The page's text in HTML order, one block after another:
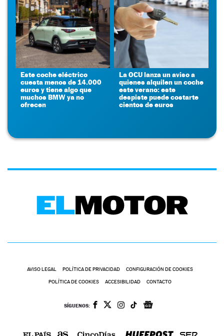
Este coche eléctrico
cuesta menos de 14.000
euros y tiene algo que
muchos BMW ya no
ofrecen
La OCU lanza un aviso a
quienes alquilen un coche
este verano: este
despiste puede costarte
cientos de euros
AVISO LEGAL POLÍTICA DE PRIVACIDAD CONFIGURACIÓN DE COOKIES
POLÍTICA DE COOKIES ACCESIBILIDAD CONTACTO
SÍGUENOS: